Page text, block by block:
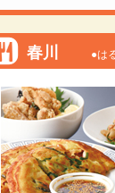
春川 ●は